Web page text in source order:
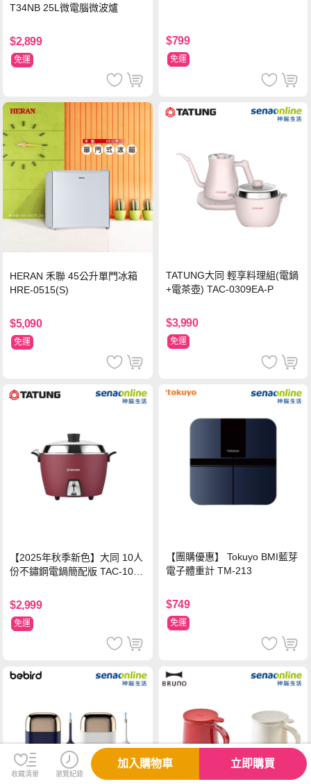
T34NB 25L微電腦微波爐
$2,899
免運
$799
免運
HERAN 禾聯 45公升單門冰箱
HRE-0515(S)
$5,090
免運
TATUNG大同 輕享料理組(電鍋
+電茶壺) TAC-0309EA-P
$3,990
免運
【2025年秋季新色】大同 10人
份不鏽鋼電鍋簡配版 TAC-10L-
$2,999
免運
【團購優惠】 Tokuyo BMI藍芽
電子體重計 TM-213
$749
免運
收藏清單 瀏覽紀錄
加入購物車 立即購買